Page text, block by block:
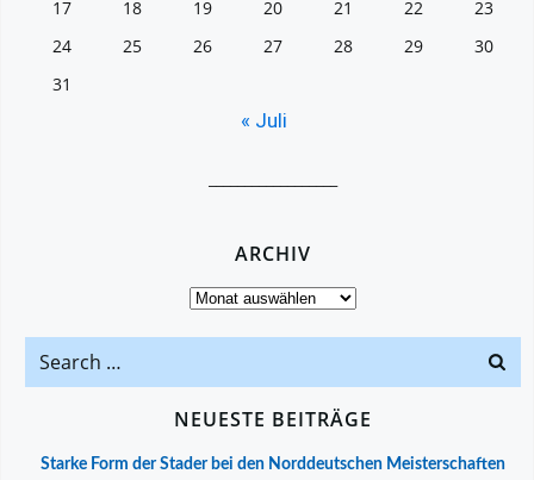
17
18 19 20 21 22
23
24
25 26 27 28 29
30
31
« Juli
ARCHIV
Archiv
Search
for:
NEUESTE BEITRÄGE
Starke Form der Stader bei den Norddeutschen Meisterschaften